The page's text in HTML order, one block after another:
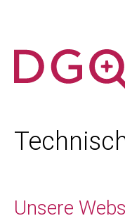
Unsere